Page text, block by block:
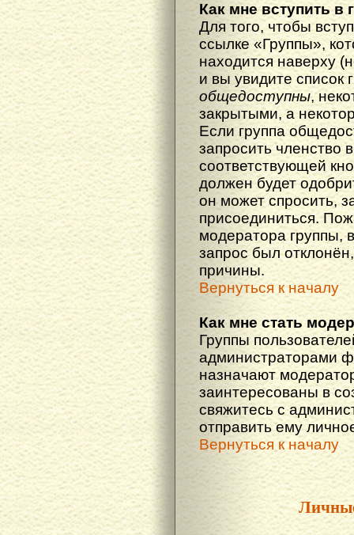
Как мне вступить в
Для того, чтобы
ссылке «Группы»,
находится наверху
и вы увидите список
общедоступны,
закрытыми, а
Если группа
запросить членство
соответствующей
должен будет
он может спросить,
присоединиться.
модератора группы,
запрос был
причины.
Вернуться к началу
Как мне стать
Группы
администраторами
назначают
заинтересованы в
свяжитесь с
отправить ему
Вернуться к началу